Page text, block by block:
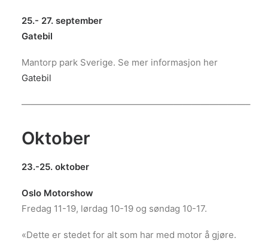
25.- 27. september
Gatebil
Mantorp park Sverige. Se mer informasjon her
Gatebil
—————————————————————————–
Oktober
23.-25. oktober
Oslo Motorshow
Fredag 11-19, lørdag 10-19 og søndag 10-17.
«Dette er stedet for alt som har med motor å gjøre.